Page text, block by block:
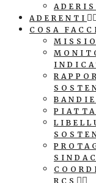
ADERENTI
COSA
RCS